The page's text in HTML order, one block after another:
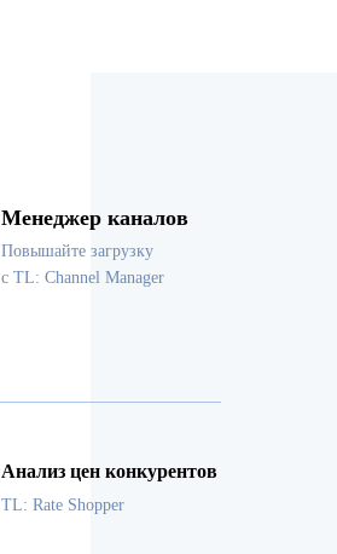
Менеджер каналов
Повышайте загрузку
с TL: Channel Manager
Анализ цен конкурентов
TL: Rate Shopper